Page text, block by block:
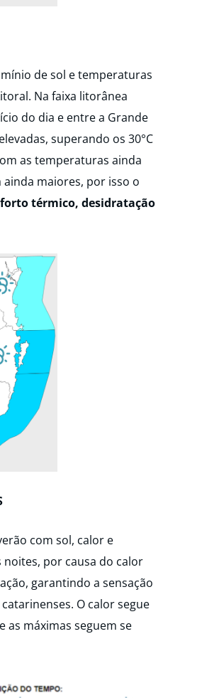
de sol e temperaturas
Na faixa litorânea
do dia e entre a Grande
superando os 30°C
as temperaturas ainda
maiores, por isso o
térmico, desidratação
com sol, calor e
por causa do calor
garantindo a sensação
O calor segue
as máximas seguem se